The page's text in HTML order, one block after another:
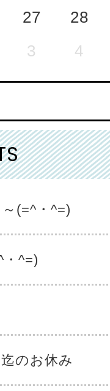
27
28
3 4
(=^・^=)
・^=)
のお休み